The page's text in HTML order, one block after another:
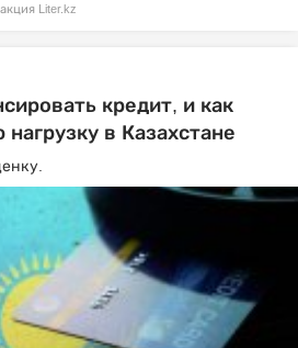
Liter.kz
кредит, и как
в Казахстане